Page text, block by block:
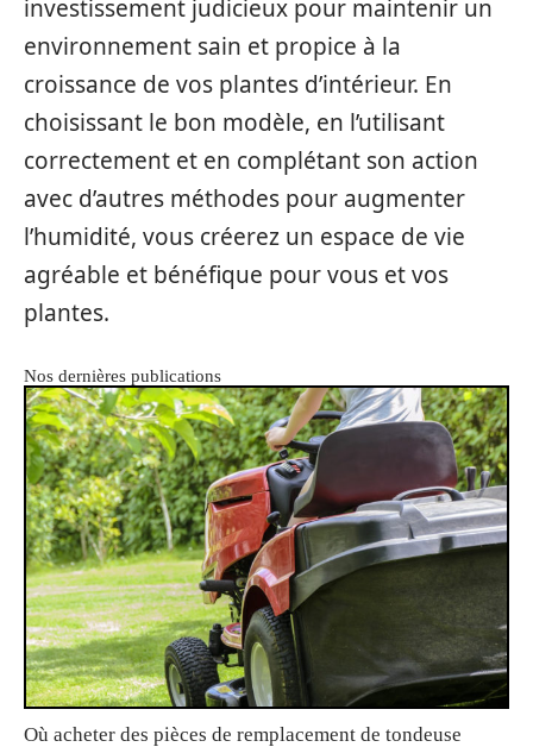
investissement judicieux pour maintenir un
environnement sain et propice à la
croissance de vos plantes d’intérieur. En
choisissant le bon modèle, en l’utilisant
correctement et en complétant son action
avec d’autres méthodes pour augmenter
l’humidité, vous créerez un espace de vie
agréable et bénéfique pour vous et vos
plantes.
Nos dernières publications
Où acheter des pièces de remplacement de tondeuse